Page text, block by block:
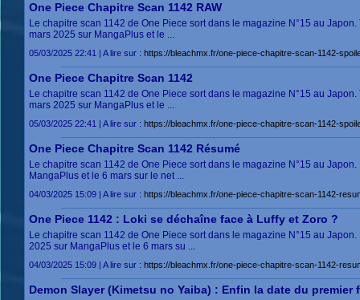
One Piece Chapitre Scan 1142 RAW
Le chapitre scan 1142 de One Piece sort dans le magazine N°15 au
mars 2025 sur MangaPlus et le ...
05/03/2025 22:41 | A lire sur : https://bleachmx.fr/one-piece-chapitre-scan-1142-
One Piece Chapitre Scan 1142
Le chapitre scan 1142 de One Piece sort dans le magazine N°15 au
mars 2025 sur MangaPlus et le ...
05/03/2025 22:41 | A lire sur : https://bleachmx.fr/one-piece-chapitre-scan-1142-
One Piece Chapitre Scan 1142 Résumé
Le chapitre scan 1142 de One Piece sort dans le magazine N°15 au
MangaPlus et le 6 mars sur le net ...
04/03/2025 15:09 | A lire sur : https://bleachmx.fr/one-piece-chapitre-scan-1142-
One Piece 1142 : Loki se déchaîne face à Luffy et Zoro ?
Le chapitre scan 1142 de One Piece sort dans le magazine N°15 au
2025 sur MangaPlus et le 6 mars su ...
04/03/2025 15:09 | A lire sur : https://bleachmx.fr/one-piece-chapitre-scan-1142-
Demon Slayer (Kimetsu no Yaiba) : Enfin la date du premier